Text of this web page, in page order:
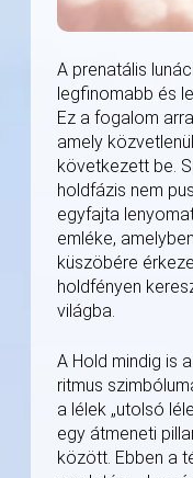
A prenatális
legfinomabb és
Ez a fogalom
amely
következett be.
holdfázis nem
egyfajta
emléke,
küszöbére
holdfényen
világba.
A Hold mindig is
ritmus
a lélek „utolsó
egy átmeneti
között. Ebben a